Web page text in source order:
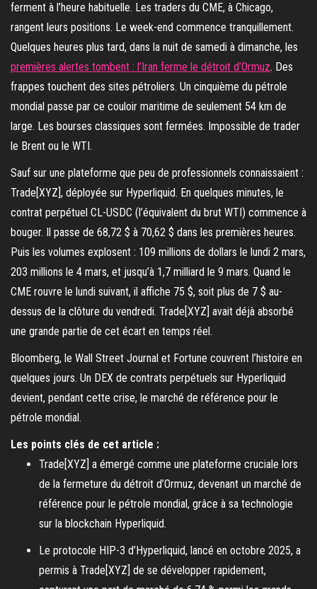
ferment à l’heure habituelle. Les traders du CME, à Chicago,
rangent leurs positions. Le week-end commence tranquillement.
Quelques heures plus tard, dans la nuit de samedi à dimanche, les
premières alertes tombent : l’Iran ferme le détroit d’Ormuz. Des
frappes touchent des sites pétroliers. Un cinquième du pétrole
mondial passe par ce couloir maritime de seulement 54 km de
large. Les bourses classiques sont fermées. Impossible de trader
le Brent ou le WTI.
Sauf sur une plateforme que peu de professionnels connaissaient :
Trade[XYZ], déployée sur Hyperliquid. En quelques minutes, le
contrat perpétuel CL-USDC (l’équivalent du brut WTI) commence à
bouger. Il passe de 68,72 $ à 70,62 $ dans les premières heures.
Puis les volumes explosent : 109 millions de dollars le lundi 2 mars,
203 millions le 4 mars, et jusqu’à 1,7 milliard le 9 mars. Quand le
CME rouvre le lundi suivant, il affiche 75 $, soit plus de 7 $ au-
dessus de la clôture du vendredi. Trade[XYZ] avait déjà absorbé
une grande partie de cet écart en temps réel.
Bloomberg, le Wall Street Journal et Fortune couvrent l’histoire en
quelques jours. Un DEX de contrats perpétuels sur Hyperliquid
devient, pendant cette crise, le marché de référence pour le
pétrole mondial.
Les points clés de cet article :
Trade[XYZ] a émergé comme une plateforme cruciale lors
de la fermeture du détroit d’Ormuz, devenant un marché de
référence pour le pétrole mondial, grâce à sa technologie
sur la blockchain Hyperliquid.
Le protocole HIP-3 d’Hyperliquid, lancé en octobre 2025, a
permis à Trade[XYZ] de se développer rapidement,